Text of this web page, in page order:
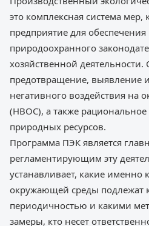
это комплексная система мер,
предприятие для
природоохранного
хозяйственной
предотвращение, выявление
негативного воздействия на
(НВОС), а также рациональное
природных ресурсов.
Программа ПЭК является
регламентирующим эту
устанавливает, какие именно
окружающей среды подлежат
периодичностью и какими
замеры, кто несет